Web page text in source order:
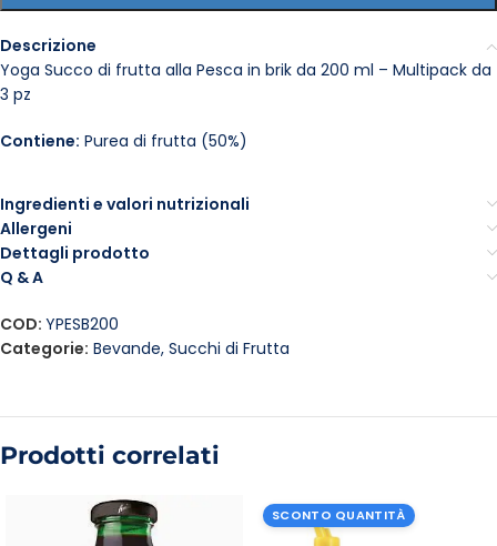
Descrizione
Yoga Succo di frutta alla Pesca in brik da 200 ml – Multipack da
3 pz
Contiene: Purea di frutta (50%)
Ingredienti e valori nutrizionali
Allergeni
Dettagli prodotto
Q & A
COD: YPESB200
Categorie: Bevande, Succhi di Frutta
Prodotti correlati
SCONTO QUANTITÀ